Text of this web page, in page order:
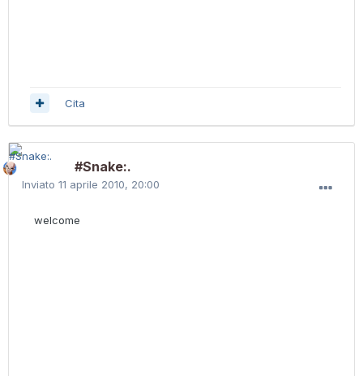
Cita
#Snake:.
Inviato 11 aprile 2010, 20:00
welcome